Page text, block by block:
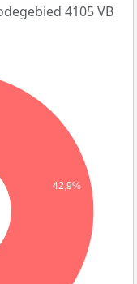
4105 VB
42,9%